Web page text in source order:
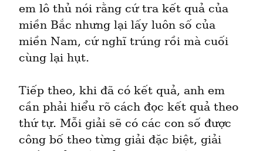
em lô thủ nói rằng cứ tra kết quả của
miền Bắc nhưng lại lấy luôn số của
miền Nam, cứ nghĩ trúng rồi mà cuối
cùng lại hụt.
Tiếp theo, khi đã có kết quả, anh em
cần phải hiểu rõ cách đọc kết quả theo
thứ tự. Mỗi giải sẽ có các con số được
công bố theo từng giải đặc biệt, giải